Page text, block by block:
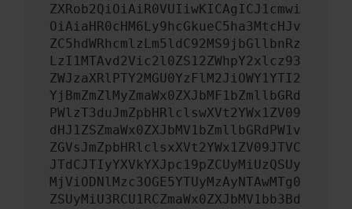
ZXRob2QiOiAiR0VUIiwKICAgICJ1cmwi
OiAiaHR0cHM6Ly9hcGkueC5ha3MtcHJv
ZC5hdWRhcmlzLm5ldC92MS9jbGllbnRz
LzI1MTAvd2Vic2l0ZS12ZWhpY2xlcz93
ZWJzaXRlPTY2MGU0YzFlM2JiOWY1YTI2
YjBmZmZlMyZmaWx0ZXJbMF1bZmllbGRd
PWlzT3duJmZpbHRlclswXVt2YWx1ZV09
dHJ1ZSZmaWx0ZXJbMV1bZmllbGRdPW1v
ZGVsJmZpbHRlclsxXVt2YWx1ZV09JTVC
JTdCJTIyYXVkYXJpc19pZCUyMiUzQSUy
MjViODNlMzc3OGE5YTUyMzAyNTAwMTg0
ZSUyMiU3RCU1RCZmaWx0ZXJbMV1bb3Bd